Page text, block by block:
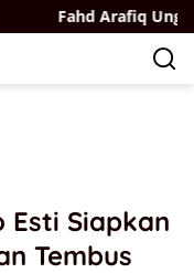
Fahd Arafiq Ungkap
Esti Siapkan
Tembus